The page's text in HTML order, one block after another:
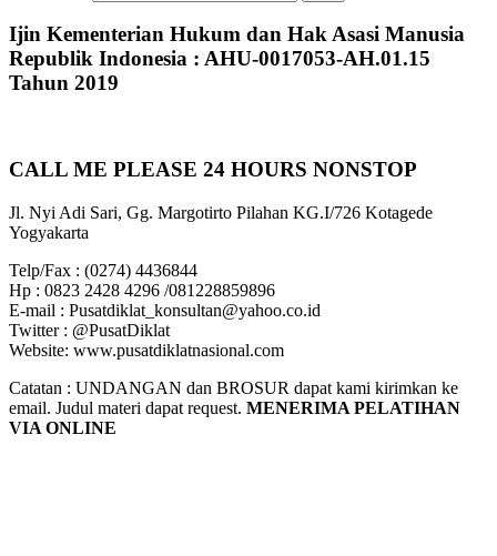
Ijin Kementerian Hukum dan Hak Asasi Manusia
Republik Indonesia : AHU-0017053-AH.01.15
Tahun 2019
CALL ME PLEASE 24 HOURS NONSTOP
Jl. Nyi Adi Sari, Gg. Margotirto Pilahan KG.I/726 Kotagede
Yogyakarta
Telp/Fax : (0274) 4436844
Hp : 0823 2428 4296 /081228859896
E-mail : Pusatdiklat_konsultan@yahoo.co.id
Twitter : @PusatDiklat
Website: www.pusatdiklatnasional.com
Catatan : UNDANGAN dan BROSUR dapat kami kirimkan ke
email. Judul materi dapat request. MENERIMA PELATIHAN
VIA ONLINE